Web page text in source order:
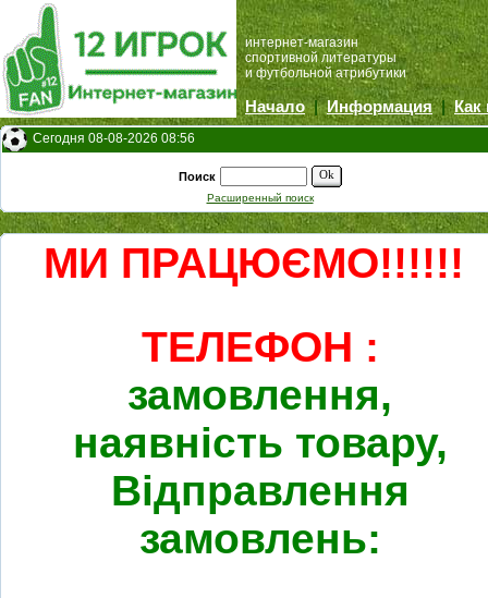
интернет-магазин
спортивной литературы
и футбольной атрибутики
Начало |Информация |Как
Сегодня 08-08-2026 08:56
Поиск Ok
Расширенный поиск
МИ ПРАЦЮЄМО!!!!!!
ТЕЛЕФОН :
замовлення,
наявність товару,
Відправлення
замовлень: